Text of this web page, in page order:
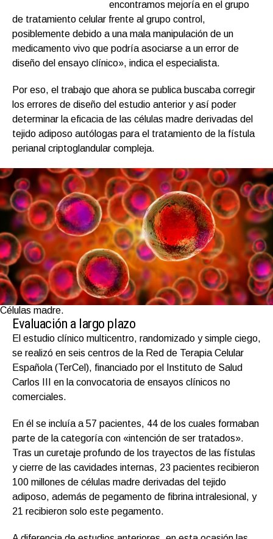
encontramos mejoría en el grupo
de tratamiento celular frente al grupo control,
posiblemente debido a una mala manipulación de un
medicamento vivo que podría asociarse a un error de
diseño del ensayo clínico», indica el especialista.
Por eso, el trabajo que ahora se publica buscaba corregir
los errores de diseño del estudio anterior y así poder
determinar la eficacia de las células madre derivadas del
tejido adiposo autólogas para el tratamiento de la fístula
perianal criptoglandular compleja.
Células madre.
Evaluación a largo plazo
El estudio clínico multicentro, randomizado y simple ciego,
se realizó en seis centros de la Red de Terapia Celular
Española (TerCel), financiado por el Instituto de Salud
Carlos III en la convocatoria de ensayos clínicos no
comerciales.
En él se incluía a 57 pacientes, 44 de los cuales formaban
parte de la categoría con «intención de ser tratados».
Tras un curetaje profundo de los trayectos de las fístulas
y cierre de las cavidades internas, 23 pacientes recibieron
100 millones de células madre derivadas del tejido
adiposo, además de pegamento de fibrina intralesional, y
21 recibieron solo este pegamento.